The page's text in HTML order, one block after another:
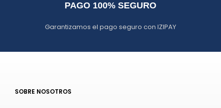
PAGO 100% SEGURO
Garantizamos el pago seguro con IZIPAY
SOBRE NOSOTROS